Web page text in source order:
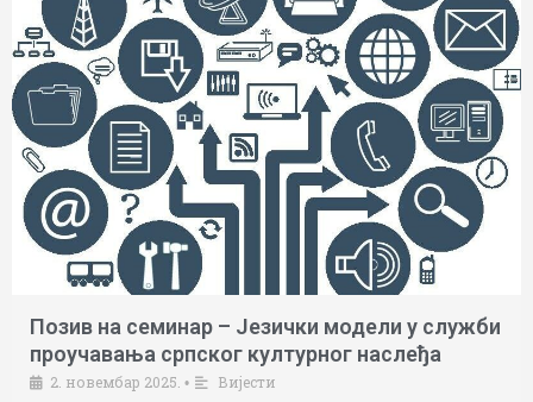
Позив на семинар – Језички модели у служби
проучавања српског културног наслеђа
2. новембар 2025. • Вијести